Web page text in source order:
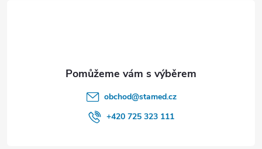
obchod@stamed.cz
+420 725 323 111